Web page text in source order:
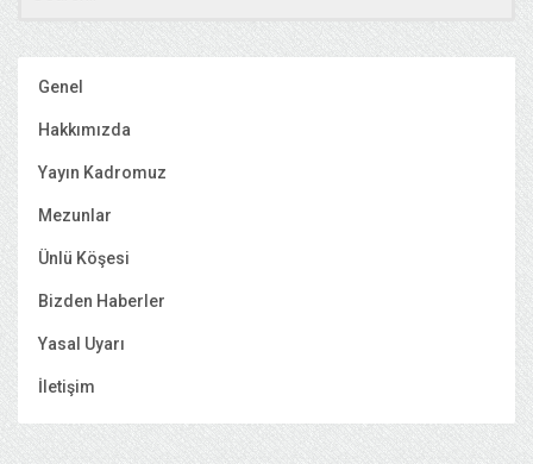
Genel
Hakkımızda
Yayın Kadromuz
Mezunlar
Ünlü Köşesi
Bizden Haberler
Yasal Uyarı
İletişim